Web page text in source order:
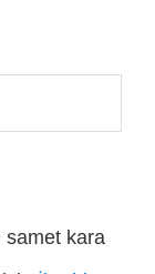
samet kara